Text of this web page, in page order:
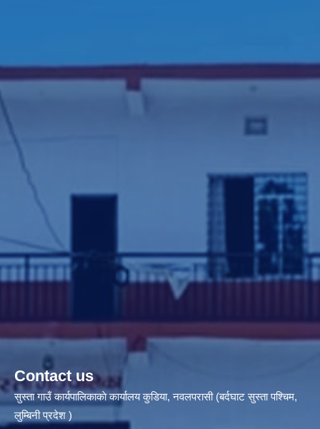
Contact us
सुस्ता गाउँ कार्यपालिकाकाे कार्यालय कुडिया, नवलपरासी (बर्दघाट सुस्ता पश्चिम,
लुम्बिनी प्रदेश )